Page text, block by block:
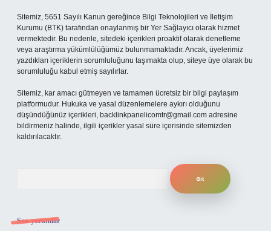
Sitemiz, 5651 Sayılı Kanun gereğince Bilgi Teknolojileri ve İletişim
Kurumu (BTK) tarafından onaylanmış bir Yer Sağlayıcı olarak hizmet
vermektedir. Bu nedenle, sitedeki içerikleri proaktif olarak denetleme
veya araştırma yükümlülüğümüz bulunmamaktadır. Ancak, üyelerimiz
yazdıkları içeriklerin sorumluluğunu taşımakta olup, siteye üye olarak bu
sorumluluğu kabul etmiş sayılırlar.
Sitemiz, kar amacı gütmeyen ve tamamen ücretsiz bir bilgi paylaşım
platformudur. Hukuka ve yasal düzenlemelere aykırı olduğunu
düşündüğünüz içerikleri, backlinkpanelicomtr@gmail.com adresine
bildirmeniz halinde, ilgili içerikler yasal süre içerisinde sitemizden
kaldırılacaktır.
Son yorumlar